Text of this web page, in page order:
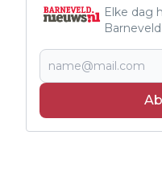
Elke dag